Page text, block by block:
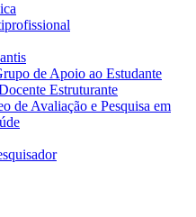
de Apoio ao Estudante
Estruturante
de Avaliação e Pesquisa em